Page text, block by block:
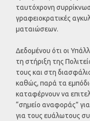
ταυτόχρονη
γραφειοκρατικές
ματαιώσεων.
Δεδομένου ότι οι
τη στήριξη της
τους και στη
καθώς, παρά τα εμπόδια
καταφέρνουν να
“σημείο αναφοράς”
για τους ευάλωτους